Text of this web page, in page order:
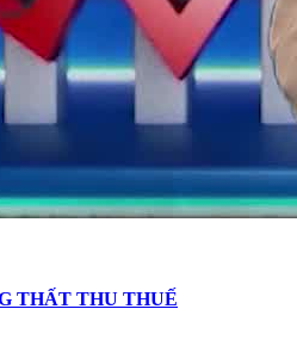
THẤT THU THUẾ